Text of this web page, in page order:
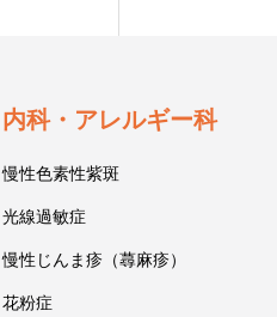
内科・アレルギー科
慢性色素性紫斑
光線過敏症
慢性じんま疹（蕁麻疹）
花粉症